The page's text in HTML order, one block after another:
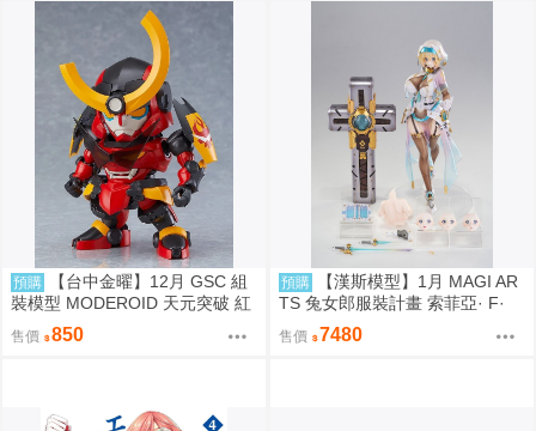
預購
【台中金曜】12月 GSC 組
裝模型 MODEROID 天元突破 紅
蓮螺巖 紅蓮螺巖 再版 0904
售價 850
預購
【漢斯模型】1月 MAGI AR
TS 兔女郎服裝計畫 索菲亞· F·
希琳 機甲修女 亮色特別版 高峰N
adare
售價 7480